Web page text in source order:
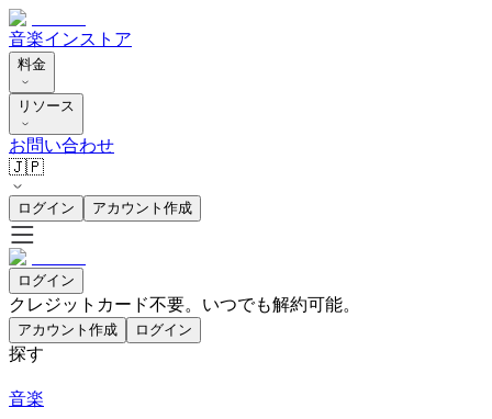
音楽インストア
料金
リソース
お問い合わせ
🇯🇵
ログイン アカウント作成
ログイン
クレジットカード不要。いつでも解約可能。
アカウント作成 ログイン
探す
音楽